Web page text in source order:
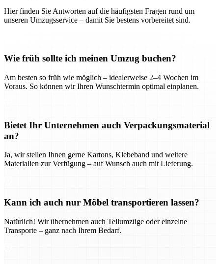
Hier finden Sie Antworten auf die häufigsten Fragen rund um
unseren Umzugsservice – damit Sie bestens vorbereitet sind.
Wie früh sollte ich meinen Umzug buchen?
Am besten so früh wie möglich – idealerweise 2–4 Wochen im
Voraus. So können wir Ihren Wunschtermin optimal einplanen.
Bietet Ihr Unternehmen auch Verpackungsmaterial
an?
Ja, wir stellen Ihnen gerne Kartons, Klebeband und weitere
Materialien zur Verfügung – auf Wunsch auch mit Lieferung.
Kann ich auch nur Möbel transportieren lassen?
Natürlich! Wir übernehmen auch Teilumzüge oder einzelne
Transporte – ganz nach Ihrem Bedarf.